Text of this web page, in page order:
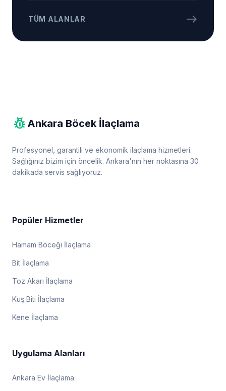
TÜM ALANLAR east
pest_control Ankara Böcek İlaçlama
Profesyonel, garantili ve ekonomik ilaçlama hizmetleri.
Sağlığınız bizim için öncelik. Ankara'nın her noktasına 30
dakikada servis sağlıyoruz.
Popüler Hizmetler
Hamam Böceği İlaçlama
Bit İlaçlama
Toz Akarı İlaçlama
Kuş Biti İlaçlama
Kene İlaçlama
Uygulama Alanları
Ankara Ev İlaçlama